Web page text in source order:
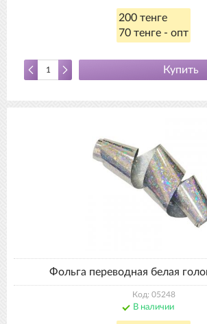
200 тенге
70 тенге - опт
Купить
Фольга переводная белая
Код: 05248
В наличии